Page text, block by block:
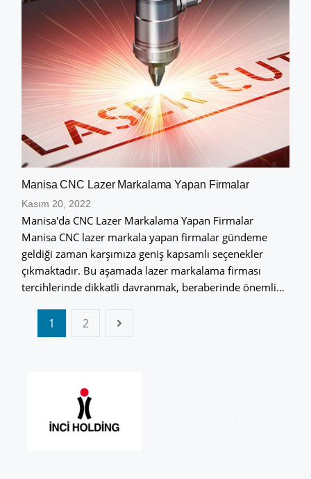
Manisa CNC Lazer Markalama Yapan Firmalar
Kasım 20, 2022
Manisa'da CNC Lazer Markalama Yapan Firmalar
Manisa CNC lazer markala yapan firmalar gündeme
geldiği zaman karşımıza geniş kapsamlı seçenekler
çıkmaktadır. Bu aşamada lazer markalama firması
tercihlerinde dikkatli davranmak, beraberinde önemli…
1 2